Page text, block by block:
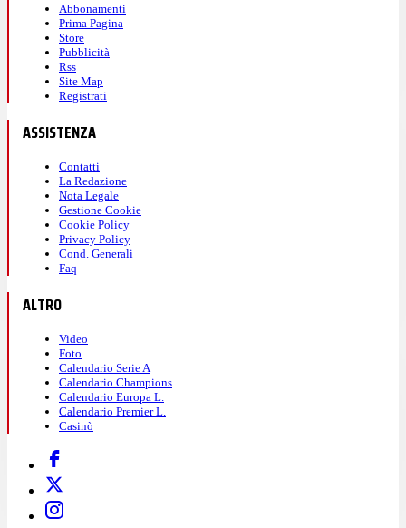
Abbonamenti
Prima Pagina
Store
Pubblicità
Rss
Site Map
Registrati
ASSISTENZA
Contatti
La Redazione
Nota Legale
Gestione Cookie
Cookie Policy
Privacy Policy
Cond. Generali
Faq
ALTRO
Video
Foto
Calendario Serie A
Calendario Champions
Calendario Europa L.
Calendario Premier L.
Casinò